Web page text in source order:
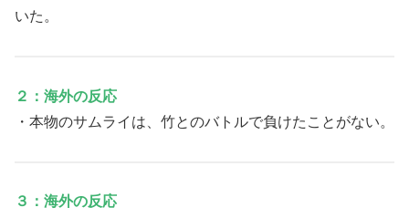
いた。
２：海外の反応
・本物のサムライは、竹とのバトルで負けたことがない。
３：海外の反応